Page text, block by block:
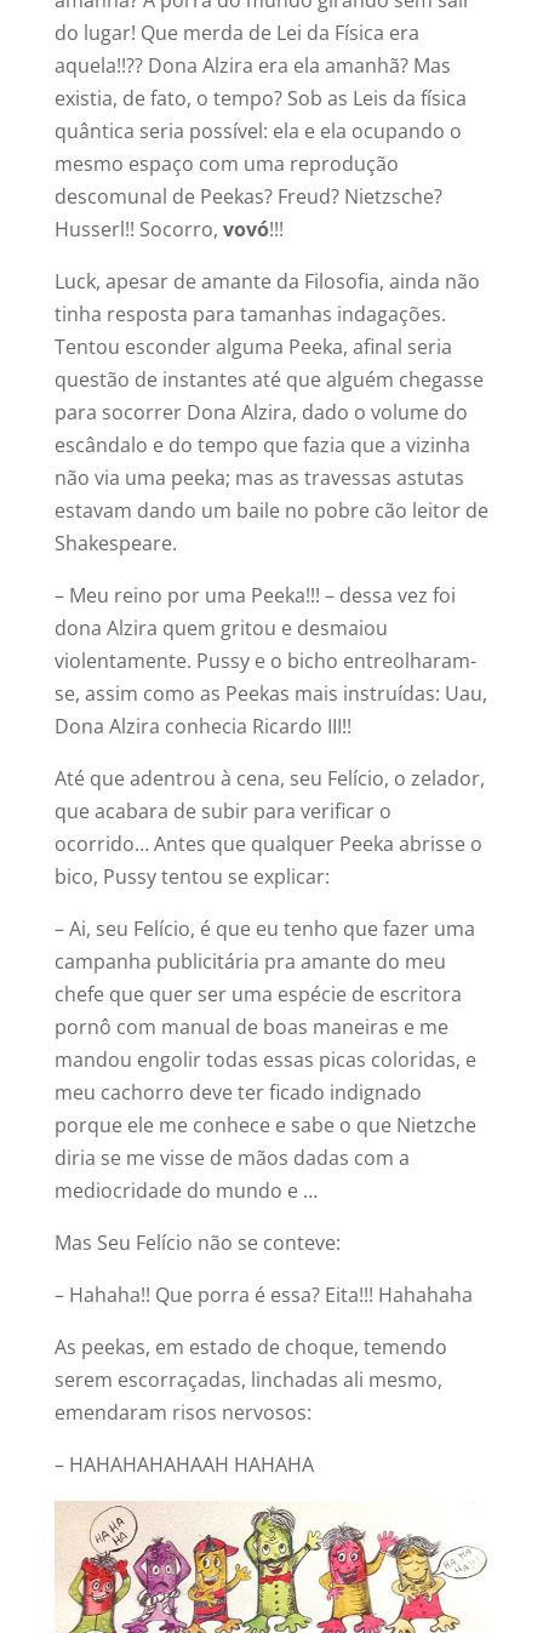
do lugar! Que merda de Lei da Física era
aquela!!?? Dona Alzira era ela amanhã? Mas
existia, de fato, o tempo? Sob as Leis da física
quântica seria possível: ela e ela ocupando o
mesmo espaço com uma reprodução
descomunal de Peekas? Freud? Nietzsche?
Husserl!! Socorro, vovó!!!
Luck, apesar de amante da Filosofia, ainda não
tinha resposta para tamanhas indagações.
Tentou esconder alguma Peeka, afinal seria
questão de instantes até que alguém chegasse
para socorrer Dona Alzira, dado o volume do
escândalo e do tempo que fazia que a vizinha
não via uma peeka; mas as travessas astutas
estavam dando um baile no pobre cão leitor de
Shakespeare.
– Meu reino por uma Peeka!!! – dessa vez foi
dona Alzira quem gritou e desmaiou
violentamente. Pussy e o bicho entreolharam-
se, assim como as Peekas mais instruídas: Uau,
Dona Alzira conhecia Ricardo III!!
Até que adentrou à cena, seu Felício, o zelador,
que acabara de subir para verificar o
ocorrido… Antes que qualquer Peeka abrisse o
bico, Pussy tentou se explicar:
– Ai, seu Felício, é que eu tenho que fazer uma
campanha publicitária pra amante do meu
chefe que quer ser uma espécie de escritora
pornô com manual de boas maneiras e me
mandou engolir todas essas picas coloridas, e
meu cachorro deve ter ficado indignado
porque ele me conhece e sabe o que Nietzche
diria se me visse de mãos dadas com a
mediocridade do mundo e …
Mas Seu Felício não se conteve:
– Hahaha!! Que porra é essa? Eita!!! Hahahaha
As peekas, em estado de choque, temendo
serem escorraçadas, linchadas ali mesmo,
emendaram risos nervosos:
– HAHAHAHAHAAH HAHAHA